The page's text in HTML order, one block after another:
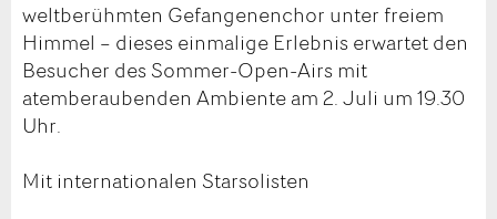
weltberühmten Gefangenenchor unter freiem
Himmel – dieses einmalige Erlebnis erwartet den
Besucher des Sommer-Open-Airs mit
atemberaubenden Ambiente am 2. Juli um 19.30
Uhr.
Mit internationalen Starsolisten